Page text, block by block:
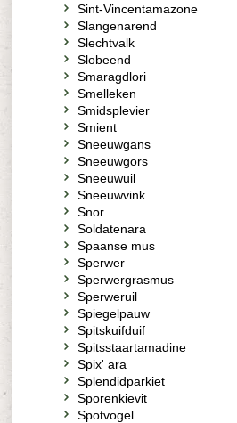
Sint-Vincentamazone
Slangenarend
Slechtvalk
Slobeend
Smaragdlori
Smelleken
Smidsplevier
Smient
Sneeuwgans
Sneeuwgors
Sneeuwuil
Sneeuwvink
Snor
Soldatenara
Spaanse mus
Sperwer
Sperwergrasmus
Sperweruil
Spiegelpauw
Spitskuifduif
Spitsstaartamadine
Spix' ara
Splendidparkiet
Sporenkievit
Spotvogel